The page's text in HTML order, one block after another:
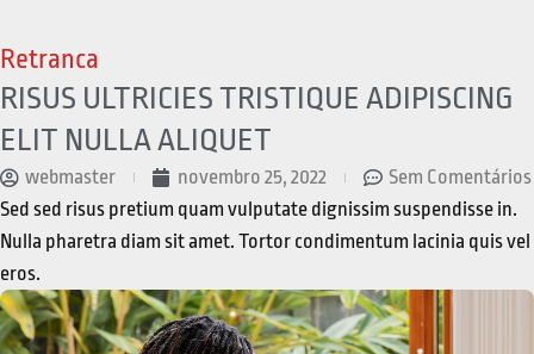
Retranca
RISUS ULTRICIES TRISTIQUE ADIPISCING
ELIT NULLA ALIQUET
webmaster novembro 25, 2022
Sem Comentários
Sed sed risus pretium quam vulputate dignissim suspendisse in.
Nulla pharetra diam sit amet. Tortor condimentum lacinia quis vel
eros.